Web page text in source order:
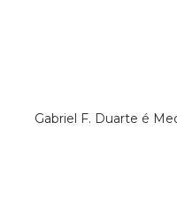
Gabriel F. Duarte é